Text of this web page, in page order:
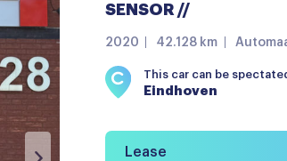
SENSOR //
2020 42.128 km
Lease
This car can be
Eindhoven